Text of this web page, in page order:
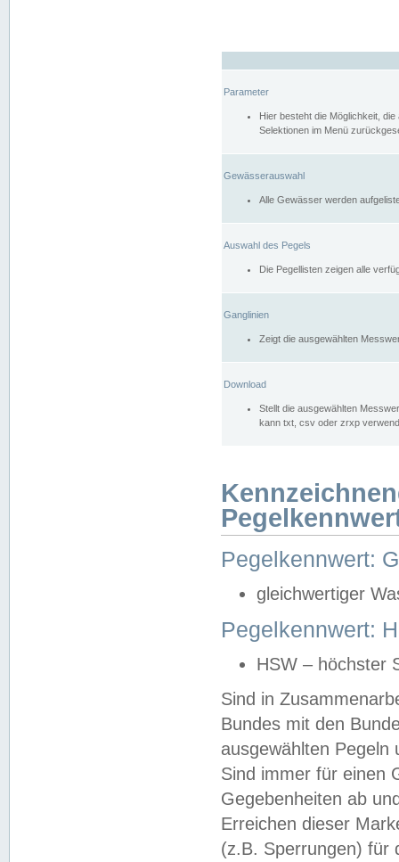
Parameter
Hier besteht die Möglichkeit,
Selektionen im Menü
Gewässerauswahl
Alle Gewässer werden
Auswahl des Pegels
Die Pegellisten zeigen alle
Ganglinien
Zeigt die ausgewählten
Download
Stellt die ausgewählten
kann txt, csv oder zrxp
Pegelkennwert:
gleichwertiger
Pegelkennwert:
HSW – höchster
Sind in
Bundes mit den
ausgewählten
Sind immer für einen
Gegebenheiten ab
Erreichen dieser
(z.B. Sperrungen) für